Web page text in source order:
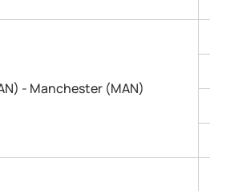
- Manchester (MAN)